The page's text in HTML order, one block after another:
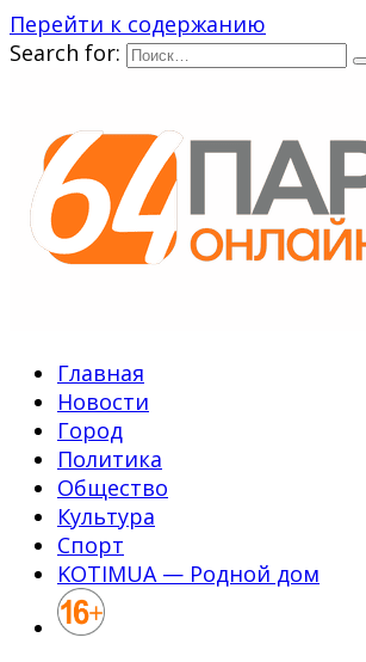
Перейти к содержанию
Search for:
Главная
Новости
Город
Политика
Общество
Культура
Спорт
KOTIMUA — Родной дом